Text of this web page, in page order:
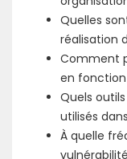
Quelles
réalisation
Comment
en
Quels
utilisés
À quelle